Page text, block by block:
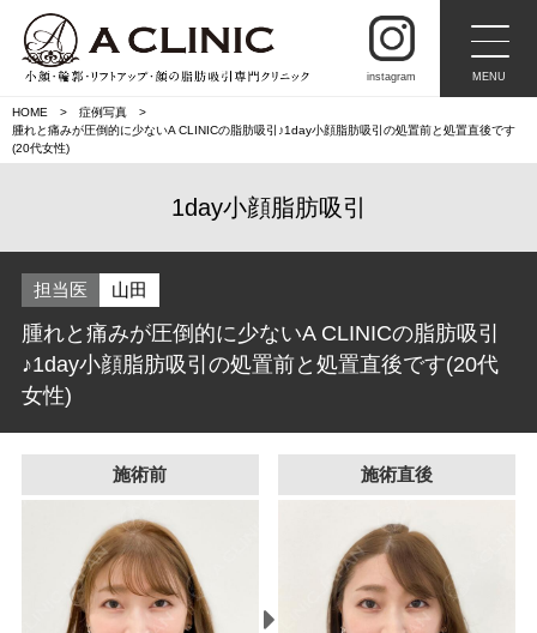
instagram MENU
HOME
症例写真
腫れと痛みが圧倒的に少ないA CLINICの脂肪吸引♪1day小顔脂肪吸引の処置前と処置直後です
(20代女性)
1day小顔脂肪吸引
担当医 山田
腫れと痛みが圧倒的に少ないA CLINICの脂肪吸引
♪1day小顔脂肪吸引の処置前と処置直後です(20代
女性)
施術前 施術直後